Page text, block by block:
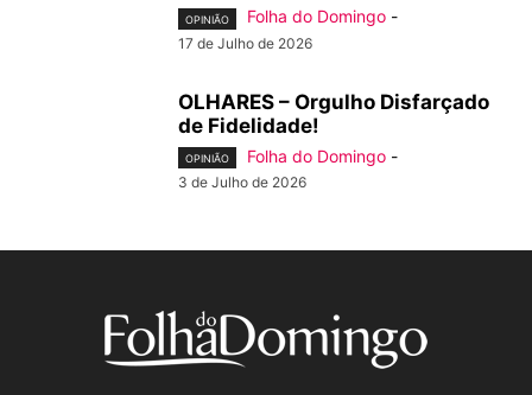
OPINIÃO Folha do Domingo -
17 de Julho de 2026
OLHARES – Orgulho Disfarçado
de Fidelidade!
OPINIÃO Folha do Domingo -
3 de Julho de 2026